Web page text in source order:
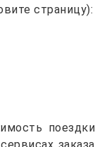
страницу):
поездки